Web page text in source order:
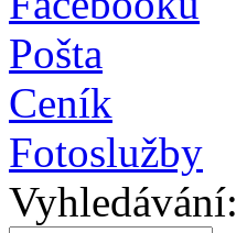
Pošta
Ceník
Fotoslužby
Vyhledávání: